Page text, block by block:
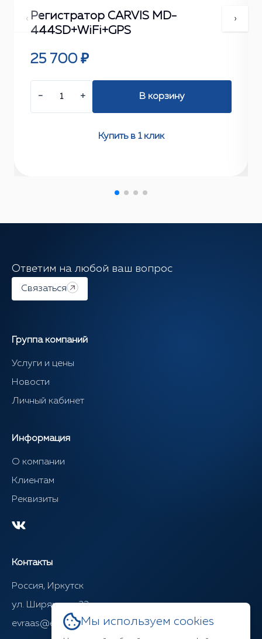
Регистратор CARVIS MD-
444SD+WiFi+GPS
25 700 ₽
− + В корзину
Купить в 1 клик
‹ ›
Ответим на любой ваш вопрос
Связаться
Группа компаний
Услуги и цены
Новости
Личный кабинет
Информация
О компании
Клиентам
Реквизиты
Контакты
Россия, Иркутск
ул. Ширямова, 22
evraas@evraasgr.ruМы используем cookies